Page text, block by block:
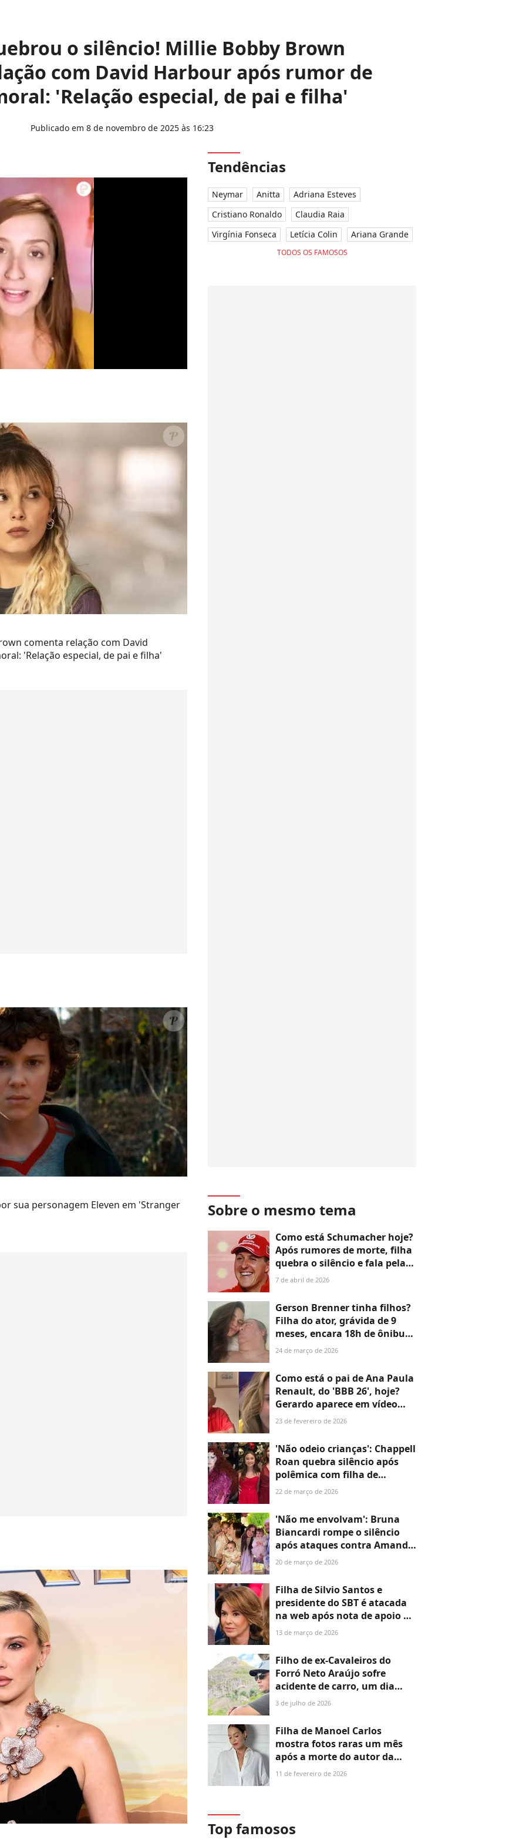
o silêncio! Millie Bobby Brown
com David Harbour após rumor de
'Relação especial, de pai e filha'
Publicado em 8 de novembro de 2025 às 16:23
comenta relação com David
'Relação especial, de pai e filha'
sua personagem Eleven em 'Stranger
Tendências
Neymar Anitta
Adriana Esteves
Cristiano Ronaldo
Claudia Raia
Virgínia Fonseca
Letícia Colin Ariana Grande
TODOS OS FAMOSOS
Sobre o mesmo tema
Como está Schumacher hoje?
Após rumores de morte, filha
quebra o silêncio e fala pela
1ª vez sobre acidente do pai:
7 de abril de 2026
Gerson Brenner tinha filhos?
Filha do ator, grávida de 9
meses, encara 18h de ônibus
para velório do pai após ser
despedir'
24 de março de 2026
Como está o pai de Ana Paula
Renault, do 'BBB 26', hoje?
Gerardo aparece em vídeo
inédito após treta
Alberto Cowboy. Veja!
23 de fevereiro de 2026
'Não odeio crianças': Chappell
Roan quebra silêncio após
polêmica com filha de
Jorginho, do Flamengo, em
22 de março de 2026
'Não me envolvam': Bruna
Biancardi rompe o silêncio
após ataques contra Amanda
Kimberlly, mãe de filha de
as filhas
20 de março de 2026
Filha de Silvio Santos e
presidente do SBT é atacada
na web após nota de apoio a
Erika Hilton por fala
'Honre a memória do seu pai'
13 de março de 2026
Filho de ex-Cavaleiros do
Forró Neto Araújo sofre
acidente de carro, um dia
após morte do pai e na
estado de saúde
3 de julho de 2026
Filha de Manoel Carlos
mostra fotos raras um mês
após a morte do autor da
Globo e revela estado de
11 de fevereiro de 2026
Top famosos